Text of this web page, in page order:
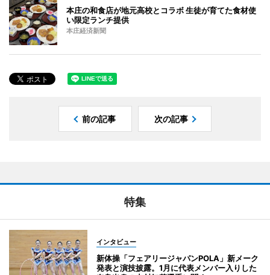
本庄の和食店が地元高校とコラボ 生徒が育てた食材使
い限定ランチ提供
本庄経済新聞
前の記事 次の記事
特集
インタビュー
新体操「フェアリージャパンPOLA」新メーク
発表と演技披露。1月に代表メンバー入りした